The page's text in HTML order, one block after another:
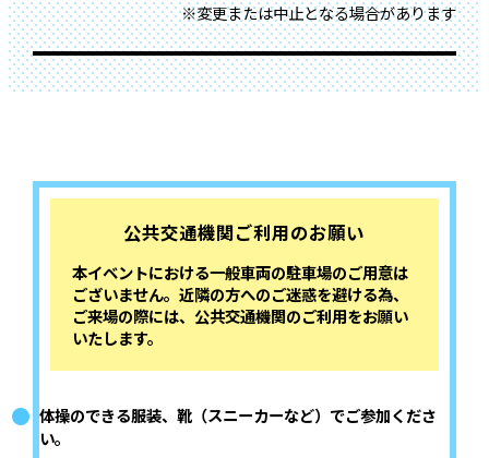
※変更または中止となる場合があります
公共交通機関ご利用のお願い
本イベントにおける一般車両の駐車場のご用意は
ございません。近隣の方へのご迷惑を避ける為、
ご来場の際には、公共交通機関のご利用をお願い
いたします。
体操のできる服装、靴（スニーカーなど）でご参加くださ
い。